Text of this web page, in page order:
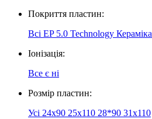
Покриття пластин:
Всі EP 5.0 Technology Кераміка
Іонізація:
Все є ні
Розмір пластин:
Усі 24x90 25х110 28*90 31х110